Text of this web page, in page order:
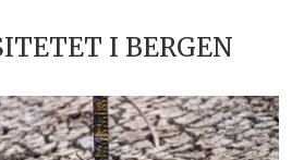
I BERGEN